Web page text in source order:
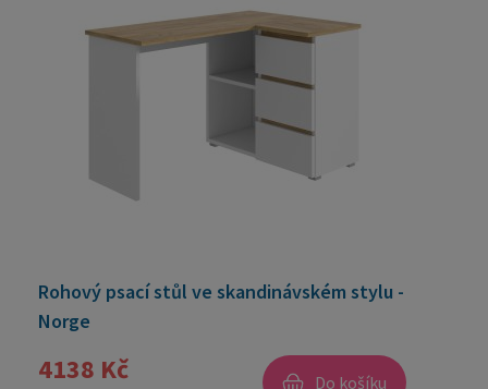
Rohový psací stůl ve skandinávském stylu -
Norge
4138 Kč Do košíku